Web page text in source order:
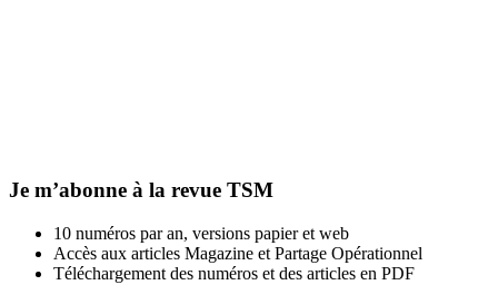
Je m’abonne à la revue TSM
10 numéros par an, versions papier et web
Accès aux articles Magazine et Partage Opérationnel
Téléchargement des numéros et des articles en PDF